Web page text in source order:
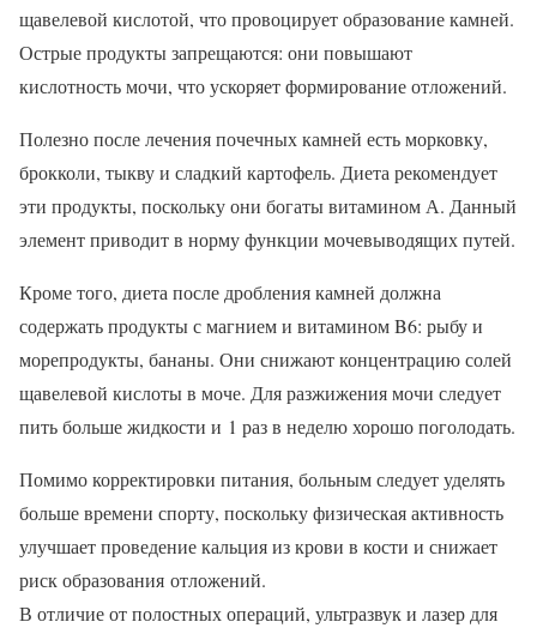
щавелевой кислотой, что провоцирует образование камней.
Острые продукты запрещаются: они повышают
кислотность мочи, что ускоряет формирование отложений.
Полезно после лечения почечных камней есть морковку,
брокколи, тыкву и сладкий картофель. Диета рекомендует
эти продукты, поскольку они богаты витамином А. Данный
элемент приводит в норму функции мочевыводящих путей.
Кроме того, диета после дробления камней должна
содержать продукты с магнием и витамином B6: рыбу и
морепродукты, бананы. Они снижают концентрацию солей
щавелевой кислоты в моче. Для разжижения мочи следует
пить больше жидкости и 1 раз в неделю хорошо поголодать.
Помимо корректировки питания, больным следует уделять
больше времени спорту, поскольку физическая активность
улучшает проведение кальция из крови в кости и снижает
риск образования отложений.
В отличие от полостных операций, ультразвук и лазер для